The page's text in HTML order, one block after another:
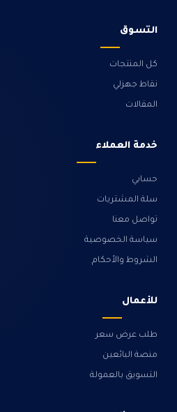
التسوق
كل المنتجات
نقاط جهزلي
المقالات
خدمة العملاء
حسابي
سلة المشتريات
تواصل معنا
سياسة الخصوصية
الشروط والأحكام
للأعمال
طلب عرض سعر
منصة البائعين
التسويق بالعمولة